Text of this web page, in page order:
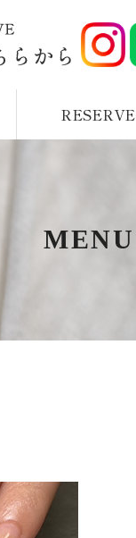
RESERVE
MENU